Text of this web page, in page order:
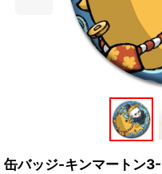
缶バッジ-キンマートン